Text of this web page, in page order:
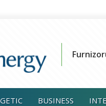
BUSINESS